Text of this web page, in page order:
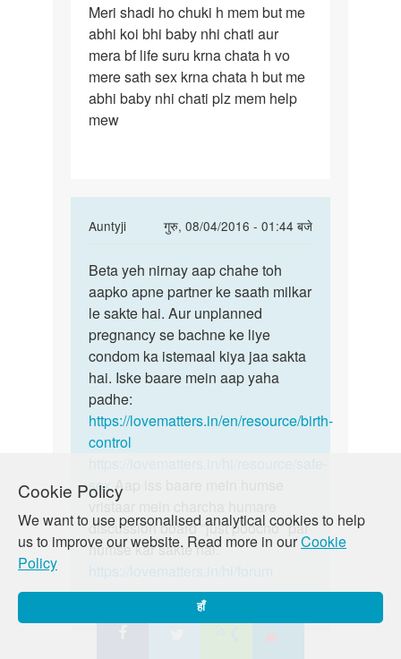
Cookie Policy
We want to use personalised analytical cookies to help
us to improve our website. Read more in ourCookie
Policy
हाँ
Meri
shadi
ho
chuki
h
mem
Meri shadi ho chuki h mem but me
abhi koi bhi baby nhi chati aur
mera bf life suru krna chata h vo
mere sath sex krna chata h but me
abhi baby nhi chati plz mem help
mew
Auntyji
गुरु, 08/04/2016 - 01:44 बजे
In
to
Meri
shadi
ho
chuki
h
mem
but
by
Beta
yeh
nirnay
aap
chahe
toh
Beta yeh nirnay aap chahe toh
aapko apne partner ke saath milkar
le sakte hai. Aur unplanned
pregnancy se bachne ke liye
condom ka istemaal kiya jaa sakta
hai. Iske baare mein aap yaha
padhe:
https://lovematters.in/en/resource/birth-
control
sexAap iss baare mein humse
vristaar mein charcha humare
discussion board "just poocho" par
humse kar sakte hai.